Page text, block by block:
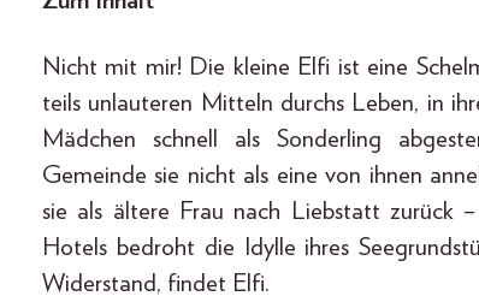
Nicht mit mir! Die kleine Elfi ist eine
teils unlauteren Mitteln durchs Leben, in
Mädchen schnell als Sonderling
Gemeinde sie nicht als eine von ihnen
sie als ältere Frau nach Liebstatt zurück
Hotels bedroht die Idylle ihres
Widerstand, findet Elfi.